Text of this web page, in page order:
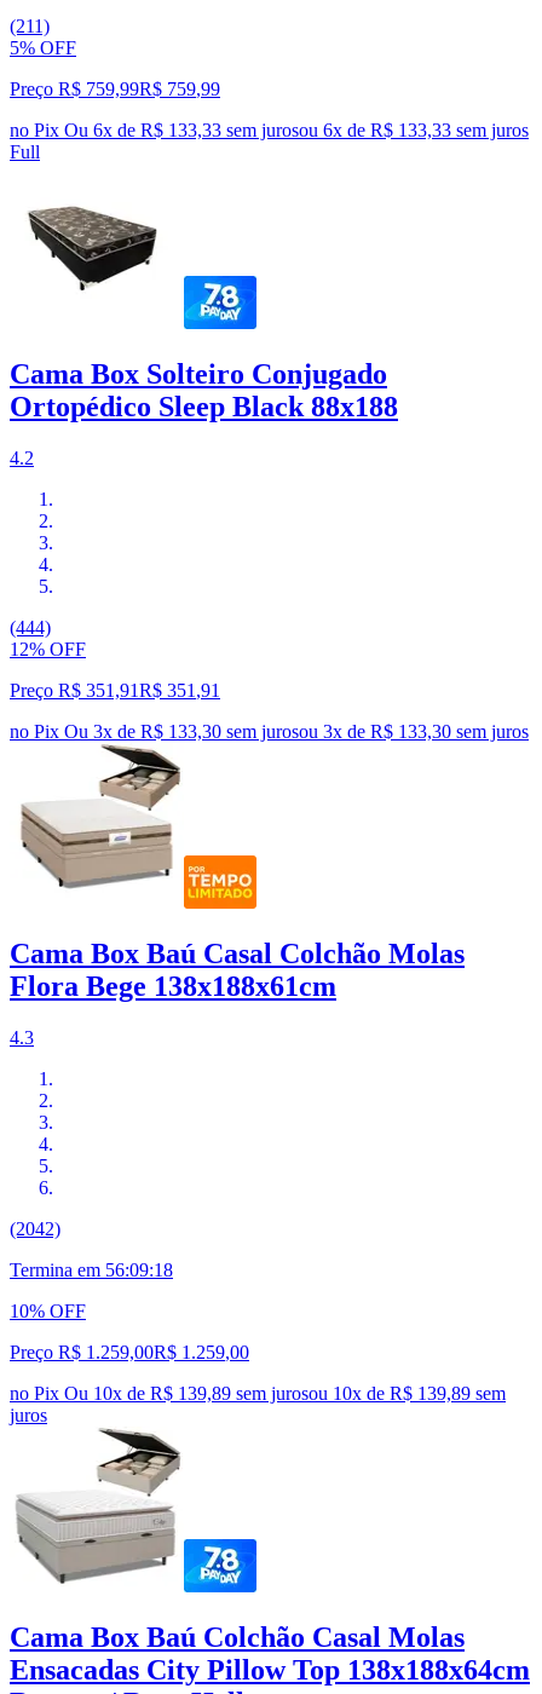
(211)
5% OFF
Preço R$ 759,99R$ 759,99
no Pix Ou 6x de R$ 133,33 sem jurosou 6x de R$ 133,33 sem juros
Full
Cama Box Solteiro Conjugado
Ortopédico Sleep Black 88x188
4.2
(444)
12% OFF
Preço R$ 351,91R$ 351 ,91
no Pix Ou 3x de R$ 133,30 sem jurosou 3x de R$ 133,30 sem juros
Cama Box Baú Casal Colchão Molas
Flora Bege 138x188x61cm
4.3
(2042)
Termina em 56:09:17
10% OFF
Preço R$ 1.259,00R$ 1.259,00
no Pix Ou 10x de R$ 139,89 sem jurosou 10x de R$ 139,89 sem
juros
Cama Box Baú Colchão Casal Molas
Ensacadas City Pillow Top 138x188x64cm